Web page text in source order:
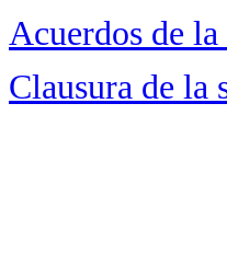
Acuerdos de
Clausura de la